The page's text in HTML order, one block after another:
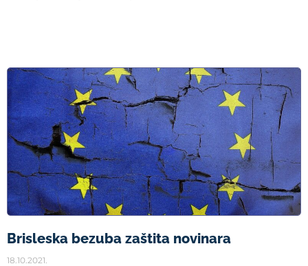
Brisleska bezuba zaštita novinara
18.10.2021.